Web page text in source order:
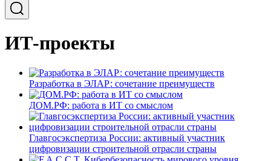
ИТ-проекты
Разработка в ЭЛАР: сочетание преимуществ
ДОМ.РФ: работа в ИТ со смыслом
Главгосэкспертиза России: активный участник
цифровизации строительной отрасли страны